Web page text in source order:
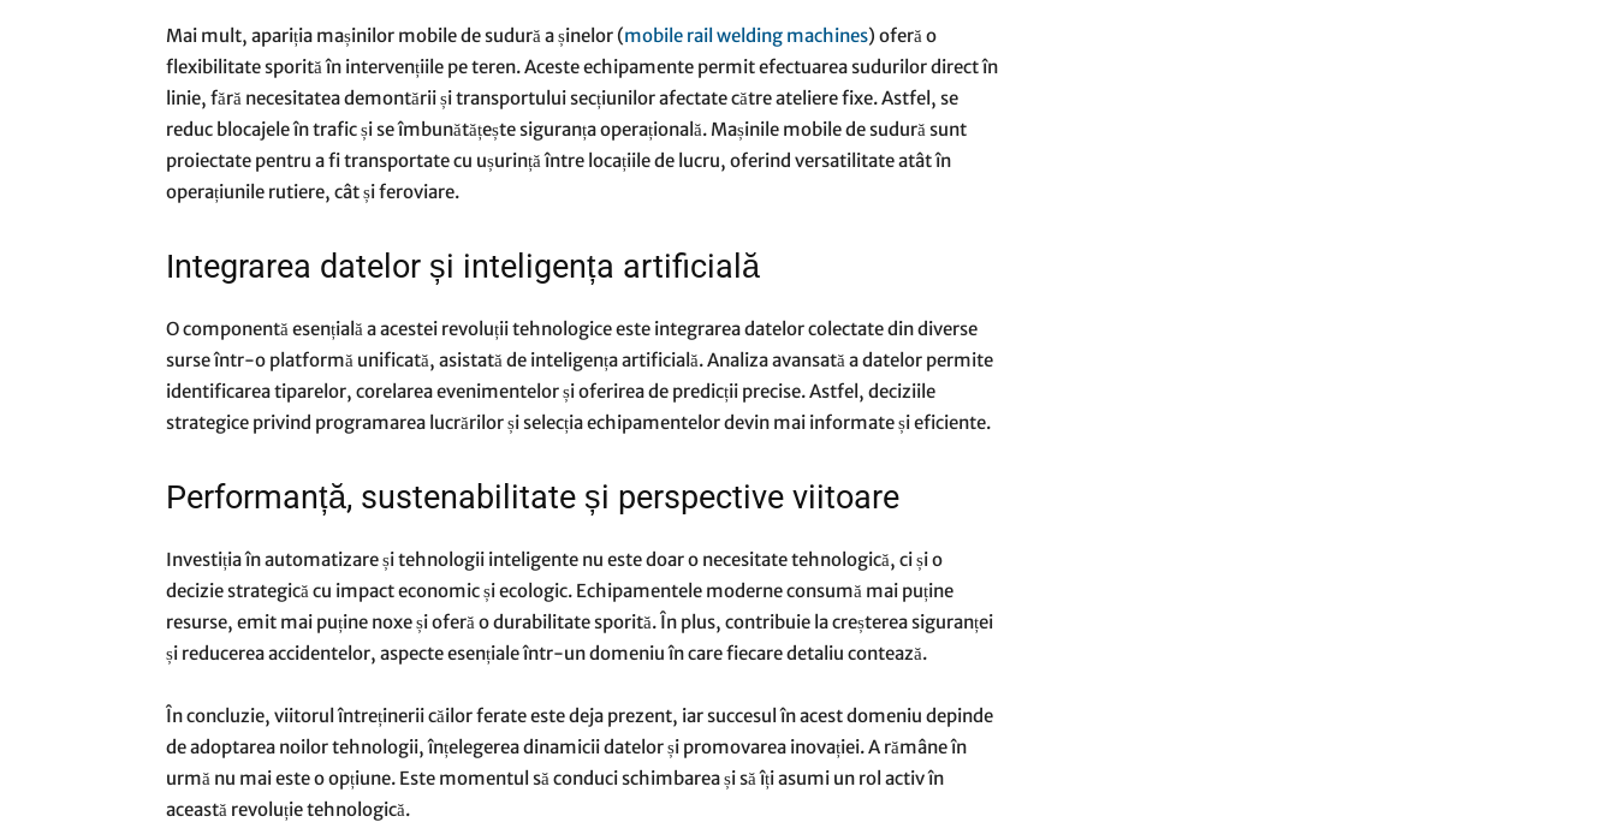
Mai mult, apariția mașinilor mobile de sudură a șinelor (mobile rail welding machines) oferă o
flexibilitate sporită în intervențiile pe teren. Aceste echipamente permit efectuarea sudurilor direct în
linie, fără necesitatea demontării și transportului secțiunilor afectate către ateliere fixe. Astfel, se
reduc blocajele în trafic și se îmbunătățește siguranța operațională. Mașinile mobile de sudură sunt
proiectate pentru a fi transportate cu ușurință între locațiile de lucru, oferind versatilitate atât în
operațiunile rutiere, cât și feroviare.
Integrarea datelor și inteligența artificială
O componentă esențială a acestei revoluții tehnologice este integrarea datelor colectate din diverse
surse într-o platformă unificată, asistată de inteligența artificială. Analiza avansată a datelor permite
identificarea tiparelor, corelarea evenimentelor și oferirea de predicții precise. Astfel, deciziile
strategice privind programarea lucrărilor și selecția echipamentelor devin mai informate și eficiente.​
Performanță, sustenabilitate și perspective viitoare
Investiția în automatizare și tehnologii inteligente nu este doar o necesitate tehnologică, ci și o
decizie strategică cu impact economic și ecologic. Echipamentele moderne consumă mai puține
resurse, emit mai puține noxe și oferă o durabilitate sporită. În plus, contribuie la creșterea siguranței
și reducerea accidentelor, aspecte esențiale într-un domeniu în care fiecare detaliu contează.​
În concluzie, viitorul întreținerii căilor ferate este deja prezent, iar succesul în acest domeniu depinde
de adoptarea noilor tehnologii, înțelegerea dinamicii datelor și promovarea inovației. A rămâne în
urmă nu mai este o opțiune. Este momentul să conduci schimbarea și să îți asumi un rol activ în
această revoluție tehnologică.